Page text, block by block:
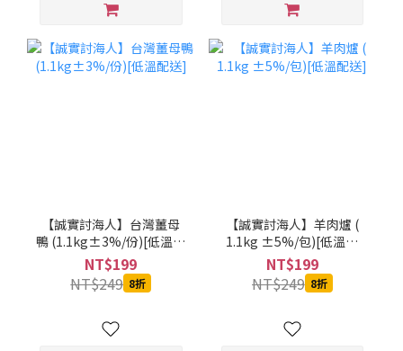
【誠實討海人】台灣薑母
鴨 (1.1kg±3%/份)[低溫配
送]
NT$199
NT$249 8折
【誠實討海人】羊肉爐 (
1.1kg ±5%/包)[低溫配
送]
NT$199
NT$249 8折